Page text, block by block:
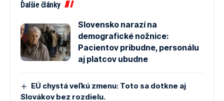
Ďalšie články
Slovensko narazí na
demografické nožnice:
Pacientov pribudne, personálu
aj platcov ubudne
EÚ chystá veľkú zmenu: Toto sa dotkne aj
Slovákov bez rozdielu.